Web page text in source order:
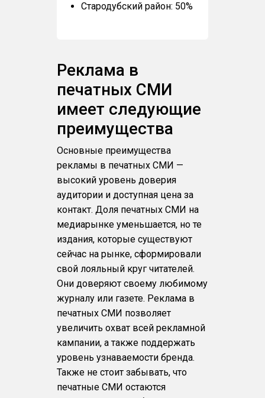
Стародубский район: 50%
Реклама в
печатных СМИ
имеет следующие
преимущества
Основные преимущества
рекламы в печатных СМИ —
высокий уровень доверия
аудитории и доступная цена за
контакт. Доля печатных СМИ на
медиарынке уменьшается, но те
издания, которые существуют
сейчас на рынке, сформировали
свой лояльный круг читателей.
Они доверяют своему любимому
журналу или газете. Реклама в
печатных СМИ позволяет
увеличить охват всей рекламной
кампании, а также поддержать
уровень узнаваемости бренда.
Также не стоит забывать, что
печатные СМИ остаются